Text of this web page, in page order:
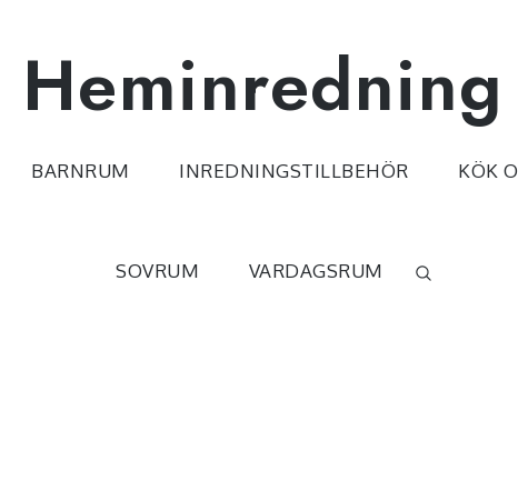
Heminredning
BARNRUM INREDNINGSTILLBEHÖR KÖK
SOVRUM VARDAGSRUM